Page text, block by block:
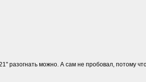
разогнать можно. А сам не пробовал, потому